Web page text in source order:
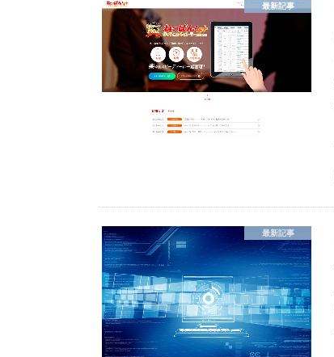
最新記事
最新記事